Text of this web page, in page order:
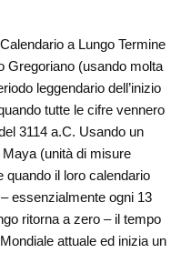
a Lungo Termine
Gregoriano (usando molta
leggendario dell’inizio
tutte le cifre vennero
3114 a.C. Usando un
(unità di misure
il loro calendario
essenzialmente ogni 13
ritorna a zero – il tempo
attuale ed inizia un